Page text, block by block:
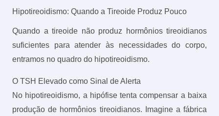
Hipotireoidismo: Quando a Tireoide Produz Pouco
Quando a tireoide não produz hormônios tireoidianos
suficientes para atender às necessidades do corpo,
entramos no quadro do hipotireoidismo.
O TSH Elevado como Sinal de Alerta
No hipotireoidismo, a hipófise tenta compensar a baixa
produção de hormônios tireoidianos. Imagine a fábrica